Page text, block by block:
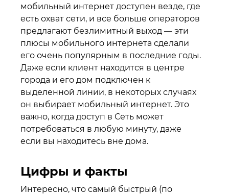
мобильный интернет доступен везде, где
есть охват сети, и все больше операторов
предлагают безлимитный выход — эти
плюсы мобильного интернета сделали
его очень популярным в последние годы.
Даже если клиент находится в центре
города и его дом подключен к
выделенной линии, в некоторых случаях
он выбирает мобильный интернет. Это
важно, когда доступ в Сеть может
потребоваться в любую минуту, даже
если вы находитесь вне дома.
Цифры и факты
Интересно, что самый быстрый (по